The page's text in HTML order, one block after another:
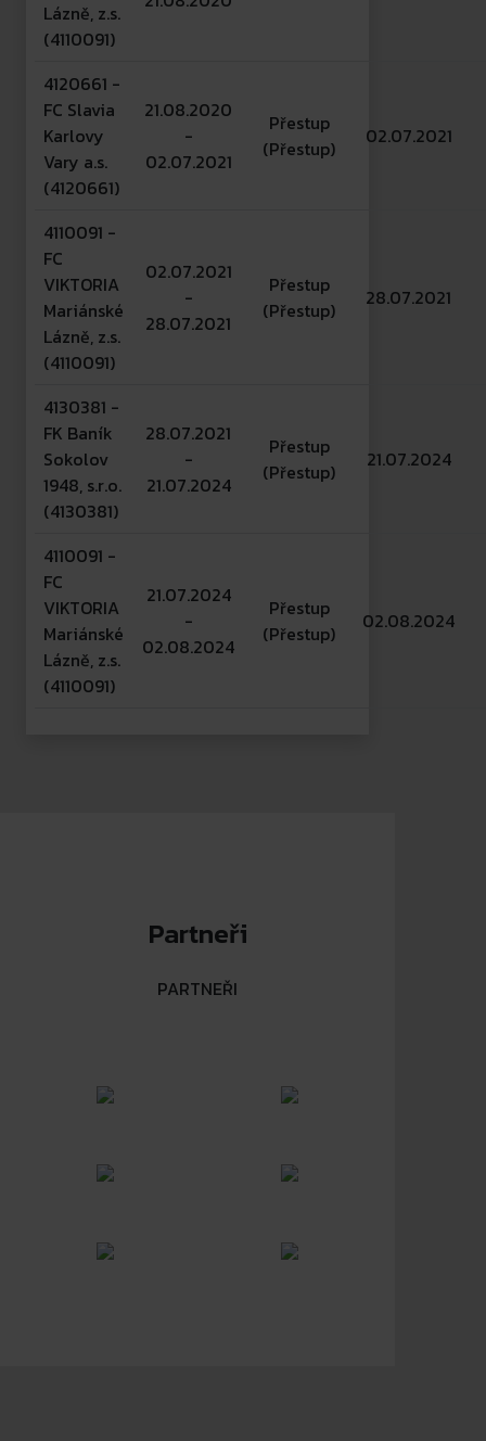
Lázně, z.s.
(4110091)
4120661 -
FC Slavia
Karlovy
Vary a.s.
(4120661)
21.08.2020
-
02.07.2021
Přestup
(Přestup)
02.07.2021
4110091 -
FC
VIKTORIA
Mariánské
Lázně, z.s.
(4110091)
02.07.2021
-
28.07.2021
Přestup
(Přestup)
28.07.2021
4130381 -
FK Baník
Sokolov
1948, s.r.o.
(4130381)
28.07.2021
-
21.07.2024
Přestup
(Přestup)
21.07.2024
4110091 -
FC
VIKTORIA
Mariánské
Lázně, z.s.
(4110091)
21.07.2024
-
02.08.2024
Přestup
(Přestup)
02.08.2024
Partneři
PARTNEŘI